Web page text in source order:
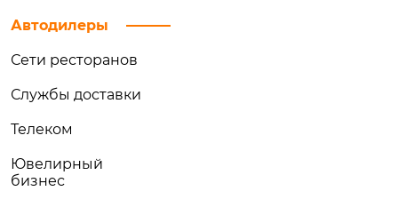
Автодилеры
Сети ресторанов
Службы доставки
Телеком
Ювелирный
бизнес